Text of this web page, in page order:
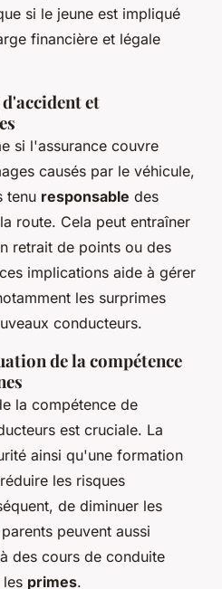
si le jeune est impliqué
financière et légale
d'accident et
si l'assurance couvre
causés par le véhicule,
tenu responsable des
route. Cela peut entraîner
retrait de points ou des
implications aide à gérer
les surprimes
conducteurs.
de la compétence
la compétence de
est cruciale. La
ainsi qu'une formation
les risques
de diminuer les
peuvent aussi
des cours de conduite
primes.